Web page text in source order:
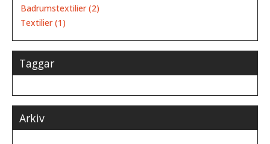
Badrumstextilier (2)
Textilier (1)
Taggar
Arkiv